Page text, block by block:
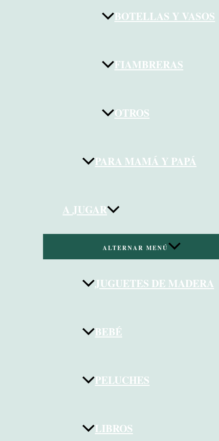
BOTELLAS Y VASOS
FIAMBRERAS
OTROS
PARA MAMÁ Y PAPÁ
A JUGAR
ALTERNAR MENÚ
JUGUETES DE MADERA
BEBÉ
PELUCHES
LIBROS